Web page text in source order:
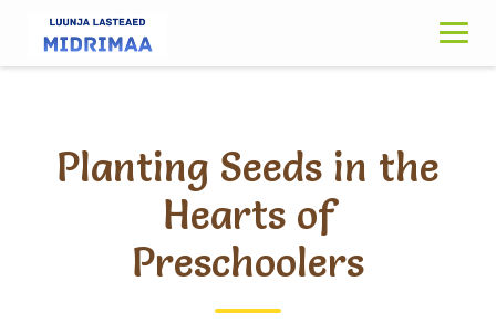
content
Planting Seeds in the
Hearts of
Preschoolers